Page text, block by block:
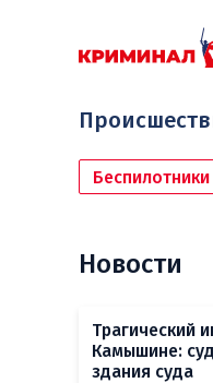
Новости
Трагический
Камышине:
здания суда